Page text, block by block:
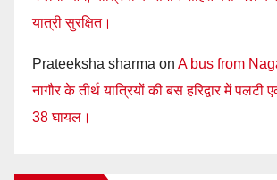
यात्री सुरक्षित।
Prateeksha sharma on A bus from
नागौर के तीर्थ यात्रियों की बस हरिद्वार में पलटी
38 घायल।